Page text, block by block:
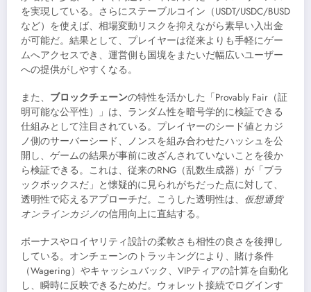
を実現している。さらにステーブルコイン（USDT/USDC/BUSD
など）を使えば、相場変動リスクを抑えながら素早い入出金
が可能だ。結果として、プレイヤーは従来よりも手軽にゲー
ムへアクセスでき、運営側も国境をまたいだ幅広いユーザー
への提供がしやすくなる。
また、 ブロックチェーンの特性を活かした「Provably Fair（証
明可能な公平性）」は、ランダム性を暗号学的に検証できる
仕組みとして注目されている。プレイヤーのシード値とカジ
ノ側のサーバーシード、ノンスを組み合わせたハッシュを公
開し、ゲームの結果が事前に改ざんされていないことを後か
ら検証できる。これは、従来のRNG（乱数生成器）が「ブラ
ックボックスだ」と懐疑的に見られがちだった点に対して、
透明性で応えるアプローチだ。こうした透明性は、 仮想通貨
オンラインカジノの信用向上に直結する。
ボーナスやロイヤリティ設計の柔軟さも相性の良さを後押し
している。オンチェーンのトラッキングにより、賭け条件
（Wagering）やキャッシュバック、VIPティアの計算を自動化
し、瞬時に反映できるためだ。ウォレット接続でログインす